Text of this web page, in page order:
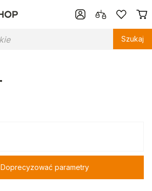
Szukaj
Doprecyzować parametry